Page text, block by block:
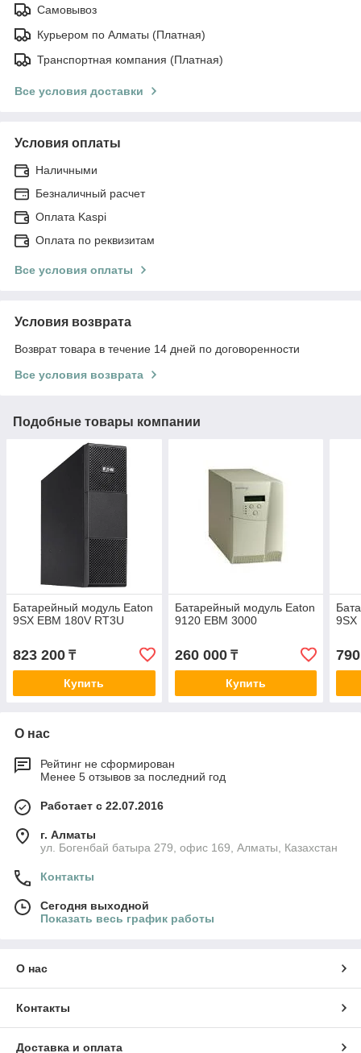
Самовывоз
Курьером по Алматы (Платная)
Транспортная компания (Платная)
Все условия доставки
Условия оплаты
Наличными
Безналичный расчет
Оплата Kaspi
Оплата по реквизитам
Все условия оплаты
Условия возврата
Возврат товара в течение 14 дней по договоренности
Все условия возврата
Подобные товары компании
Батарейный модуль Eaton
9SX EBM 180V RT3U
823 200 ₸
Купить
Батарейный модуль Eaton
9120 EBM 3000
260 000₸
Купить
9SX
О нас
Рейтинг не сформирован
Менее 5 отзывов за последний год
Работает с 22.07.2016
г. Алматы
ул. Богенбай батыра 279, офис 169, Алматы, Казахстан
Контакты
Сегодня выходной
Показать весь график работы
О нас
Контакты
Доставка и оплата